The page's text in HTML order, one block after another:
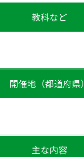
教科など
開催地（都道府県）
主な内容